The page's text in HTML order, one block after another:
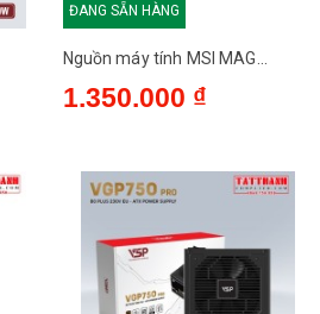
ĐANG SẴN HÀNG
Nguồn máy tính MSI MAG...
1.350.000 ₫